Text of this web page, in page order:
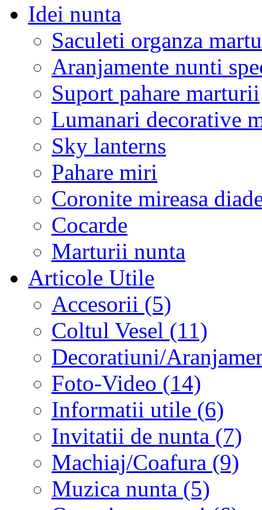
Idei nunta
Saculeti organza
Aranjamente nunti
Suport pahare marturii
Lumanari decorative
Sky lanterns
Pahare miri
Coronite mireasa
Cocarde
Marturii nunta
Articole Utile
Accesorii (5)
Coltul Vesel (11)
Decoratiuni/
Foto-Video (14)
Informatii utile (6)
Invitatii de nunta (7)
Machiaj/Coafura (9)
Muzica nunta (5)